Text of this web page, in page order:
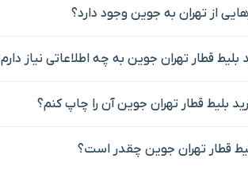
از تهران به جوین وجود دارد؟
بلیط قطار تهران جوین به چه اطلاعاتی نیاز
بلیط قطار تهران جوین آن را چاپ کنم؟
قطار تهران جوین چقدر است؟